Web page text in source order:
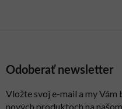
Odoberať newsletter
Vložte svoj e-mail a my
nových produktoch na